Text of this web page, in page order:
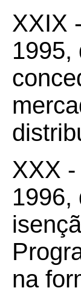
XXIX
1995,
XXX
1996,
na